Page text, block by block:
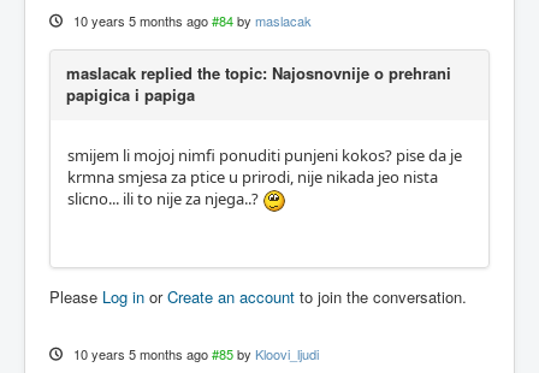
10 years 5 months ago #84 by maslacak
maslacak replied the topic: Najosnovnije o prehrani
papigica i papiga
smijem li mojoj nimfi ponuditi punjeni kokos? pise da je
krmna smjesa za ptice u prirodi, nije nikada jeo nista
slicno... ili to nije za njega..?
Please Log in orCreate an account to join the conversation.
10 years 5 months ago #85 by Kloovi_ljudi